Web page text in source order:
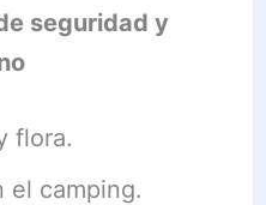
seguridad y
flora.
el camping.